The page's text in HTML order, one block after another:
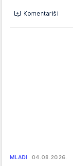
Komentariši
MLADI 04.08.2026.